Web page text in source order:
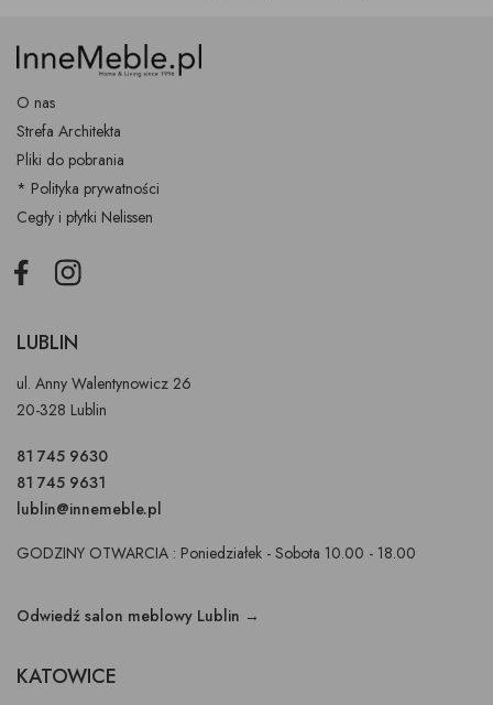
O nas
Strefa Architekta
Pliki do pobrania
* Polityka prywatności
Cegły i płytki Nelissen
FacebookInstagram
LUBLIN
ul. Anny Walentynowicz 26
20-328 Lublin
81 745 9630
81 745 9631
lublin@innemeble.pl
GODZINY OTWARCIA : Poniedziałek - Sobota 10.00 - 18.00
Odwiedź salon meblowy Lublin →
KATOWICE